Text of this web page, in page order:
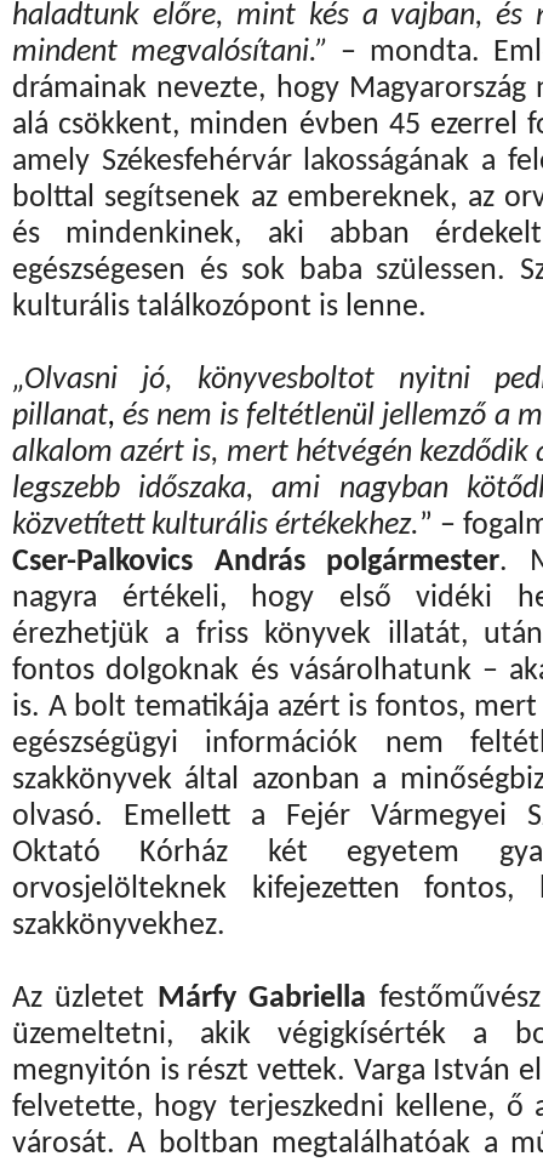
haladtunk előre, mint kés a vajban, és
mindent megvalósítani.” – mondta.
drámainak nevezte, hogy
alá csökkent, minden évben 45 ezerrel
amely Székesfehérvár lakosságának a
bolttal segítsenek az embereknek, az
és mindenkinek, aki abban
egészségesen és sok baba szülessen.
kulturális találkozópont is lenne.
„Olvasni jó, könyvesboltot nyitni
pillanat, és nem is feltétlenül jellemző a
alkalom azért is, mert hétvégén kezdődik
legszebb időszaka, ami nagyban
közvetített kulturális értékekhez.” –
Cser-Palkovics András polgármester.
nagyra értékeli, hogy első vidéki
érezhetjük a friss könyvek illatát,
fontos dolgoknak és vásárolhatunk –
is. A bolt tematikája azért is fontos,
egészségügyi információk nem
szakkönyvek által azonban a
olvasó. Emellett a Fejér Vármegyei
Oktató Kórház két egyetem
orvosjelölteknek kifejezetten fontos,
szakkönyvekhez.
Az üzletet Márfy Gabriella
üzemeltetni, akik végigkísérték a
megnyitón is részt vettek. Varga István
felvetette, hogy terjeszkedni kellene, ő
városát. A boltban megtalálhatóak a